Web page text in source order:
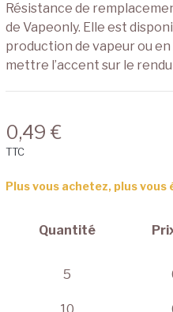
Résistance de
de Vapeonly. Elle est
production de vapeur ou
mettre l’accent sur le
0,49 €
TTC
Plus vous achetez, plus vous
Quantité
5